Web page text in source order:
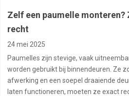
Zelf een paumelle monteren?
recht
24 mei 2025
Paumelles zijn stevige, vaak
worden gebruikt bij binnendeuren. Ze
afwerking en een soepel draaiende
laten functioneren, moeten ze exact